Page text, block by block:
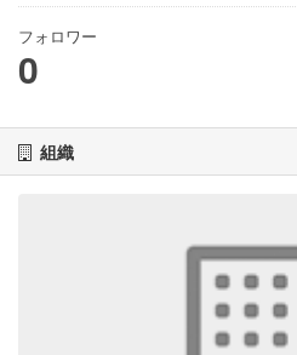
フォロワー
0
組織